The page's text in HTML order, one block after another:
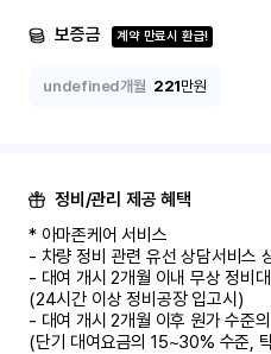
보증금 계약 만료시 환급!
undefined개월 221만원
정비/관리 제공 혜택
* 아마존케어 서비스
- 차량 정비 관련 유선 상담서비스
- 대여 개시 2개월 이내 무상 정비
(24시간 이상 정비공장 입고시)
- 대여 개시 2개월 이후 원가 수준
(단기 대여요금의 15~30% 수준,